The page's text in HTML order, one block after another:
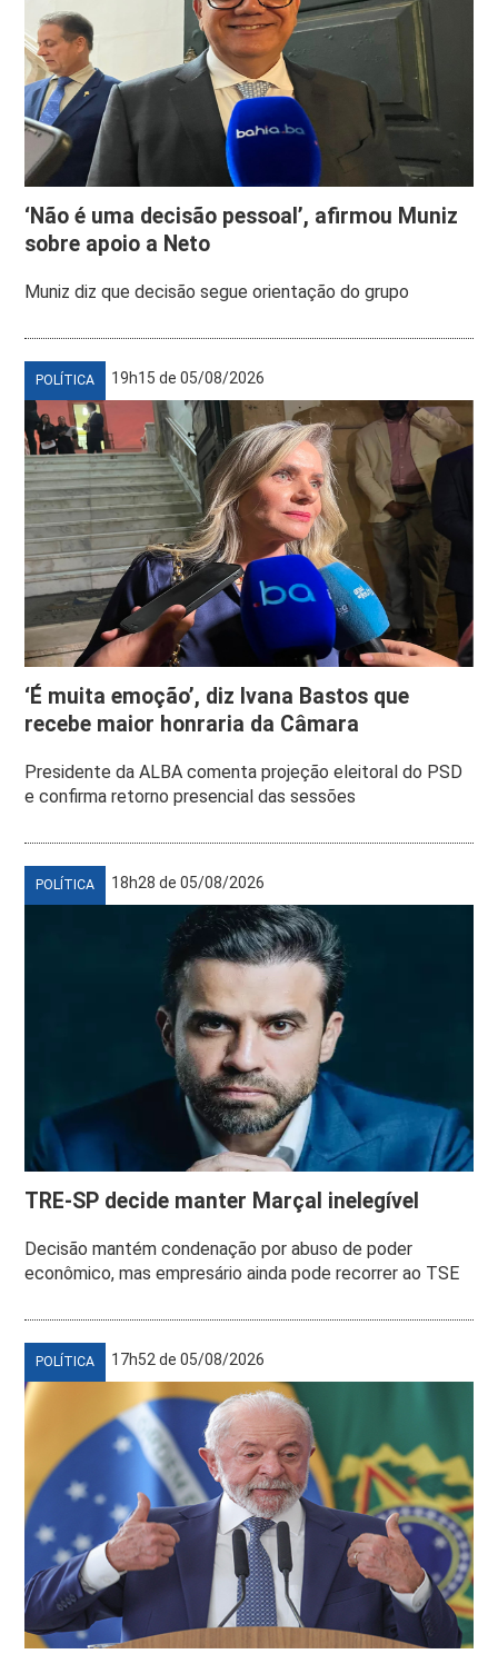
‘Não é uma decisão pessoal’, afirmou Muniz
sobre apoio a Neto
Muniz diz que decisão segue orientação do grupo
POLÍTICA 19h15 de 05/08/2026
‘É muita emoção’, diz Ivana Bastos que
recebe maior honraria da Câmara
Presidente da ALBA comenta projeção eleitoral do PSD
e confirma retorno presencial das sessões
POLÍTICA 18h28 de 05/08/2026
TRE-SP decide manter Marçal inelegível
Decisão mantém condenação por abuso de poder
econômico, mas empresário ainda pode recorrer ao TSE
POLÍTICA 17h52 de 05/08/2026